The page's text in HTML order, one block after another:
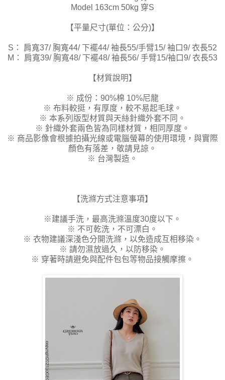
Model 163cm 50kg 穿S
【平量尺寸(單位：公分)】
S： 肩寬37/ 胸寬44/ 下襬44/ 袖長55/手臂15/ 袖口9/ 衣長52
M： 肩寬39/ 胸寬48/ 下襬48/ 袖長56/ 手臂15/袖口9/ 衣長53
【材質說明】
※ 成份：90%棉 10%尼龍
※ 布料較挺，有厚度，較不易起毛球。
※ 本系列版型材質與天絲針織外套不同。
※ 針織外套兩色皆為同樣材質，相同厚度。
※ 商品影像會根據拍攝光線或電腦螢幕的使用環境，與實際
顏色有落差，敬請見諒。
※ 台灣製造。
【洗滌方式注意事項】
※建議手洗，最高洗滌溫度30度以下。
※ 不可乾洗，不可漂白。
※ 衣物建議深淺色分開洗滌，以免造成互相移染。
※ 請勿濕放過久，以防移染。
※ 穿著時請避免與配件包包等物品接觸摩擦。